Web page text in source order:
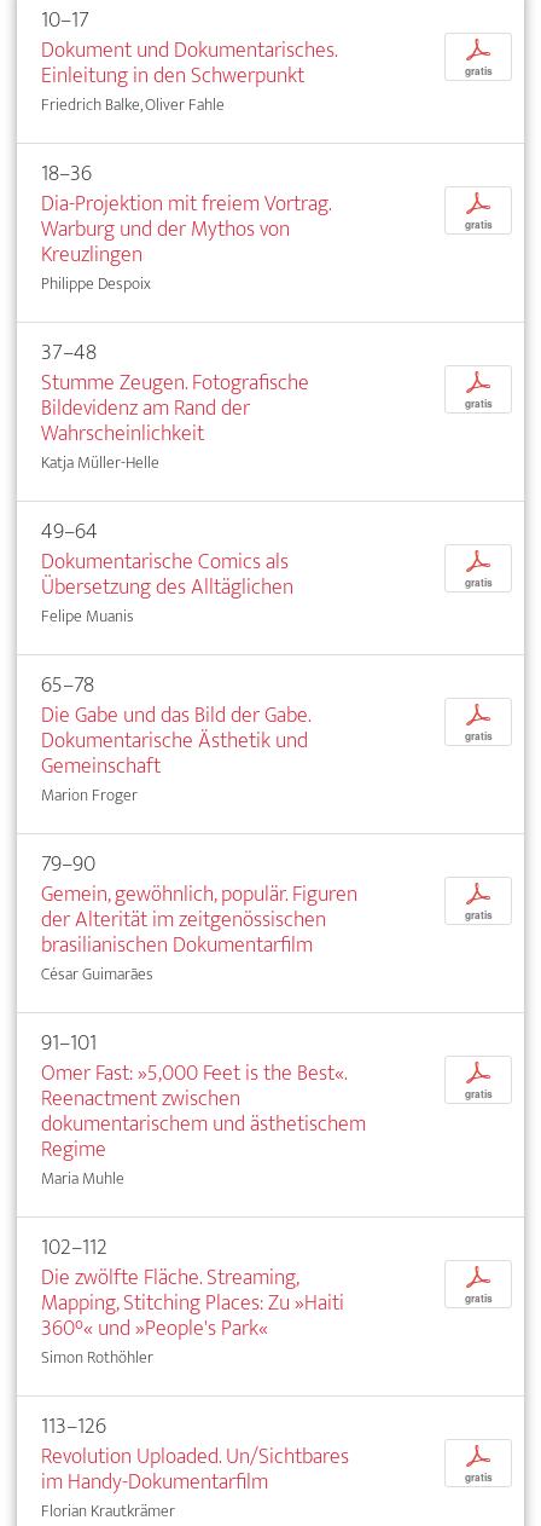
10–17
Dokument und Dokumentarisches.
Einleitung in den Schwerpunkt
Friedrich Balke, Oliver Fahle
p
gratis
18–36
Dia-Projektion mit freiem Vortrag.
Warburg und der Mythos von
Kreuzlingen
Philippe Despoix
p
gratis
37–48
Stumme Zeugen. Fotografische
Bildevidenz am Rand der
Wahrscheinlichkeit
Katja Müller-Helle
p
gratis
49–64
Dokumentarische Comics als
Übersetzung des Alltäglichen
Felipe Muanis
p
gratis
65–78
Die Gabe und das Bild der Gabe.
Dokumentarische Ästhetik und
Gemeinschaft
Marion Froger
p
gratis
79–90
Gemein, gewöhnlich, populär. Figuren
der Alterität im zeitgenössischen
brasilianischen Dokumentarfilm
César Guimarães
p
gratis
91–101
Omer Fast: »5,000 Feet is the Best«.
Reenactment zwischen
dokumentarischem und ästhetischem
Regime
Maria Muhle
p
gratis
102–112
Die zwölfte Fläche. Streaming,
Mapping, Stitching Places: Zu »Haiti
360°« und »People's Park«
Simon Rothöhler
p
gratis
113–126
Revolution Uploaded. Un/Sichtbares
im Handy-Dokumentarfilm
Florian Krautkrämer
p
gratis